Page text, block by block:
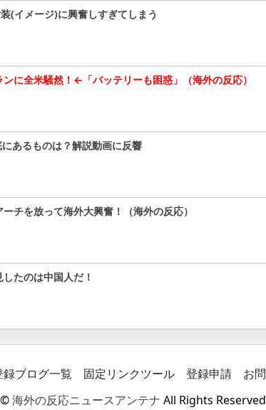
(イメージ)に興奮しすぎてしまう
に全米騒然！←「バッテリーも困惑」（海外の反応）
あるものは？解説動画に反響
チを放って海外大興奮！（海外の反応）
たのは中国人だ！
録ブログ一覧 固定リンクツール 登録申請
お
海外の反応ニュースアンテナ All Rights